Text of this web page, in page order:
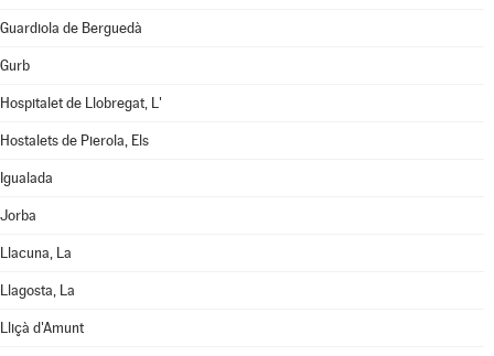
Guardiola de Berguedà
Gurb
Hospitalet de Llobregat, L'
Hostalets de Pierola, Els
Igualada
Jorba
Llacuna, La
Llagosta, La
Lliçà d'Amunt